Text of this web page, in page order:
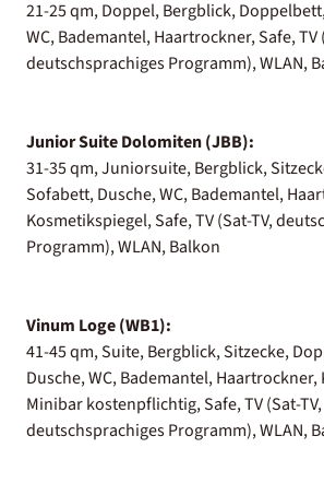
21-25 qm, Doppel, Bergblick,
WC, Bademantel, Haartrockner, Safe, TV
deutschsprachiges Programm), WLAN,
Junior Suite Dolomiten (JBB):
31-35 qm, Juniorsuite, Bergblick,
Sofabett, Dusche, WC, Bademantel,
Kosmetikspiegel, Safe, TV (Sat-TV,
Programm), WLAN, Balkon
Vinum Loge (WB1):
41-45 qm, Suite, Bergblick, Sitzecke,
Dusche, WC, Bademantel,
Minibar kostenpflichtig, Safe, TV (Sat-TV,
deutschsprachiges Programm), WLAN,